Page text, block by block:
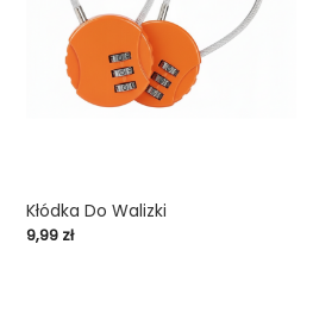
Kłódka Do Walizki
Cena
9,99 zł
shopping_cart